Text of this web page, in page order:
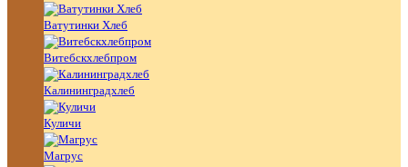
Ватутинки Хлеб
Витебскхлебпром
Калининградхлеб
Куличи
Магрус